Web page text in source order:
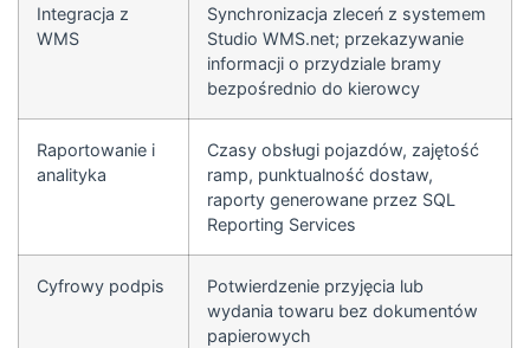
Integracja z
WMS
Synchronizacja zleceń z systemem
Studio WMS.net; przekazywanie
informacji o przydziale bramy
bezpośrednio do kierowcy
Raportowanie i
analityka
Czasy obsługi pojazdów, zajętość
ramp, punktualność dostaw,
raporty generowane przez SQL
Reporting Services
Cyfrowy podpis
Potwierdzenie przyjęcia lub
wydania towaru bez dokumentów
papierowych